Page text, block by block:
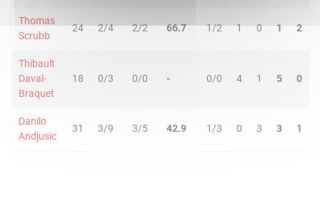
Thomas
Scrubb
24 2/4 2/2 66.7 1/2 1 0 1 2
Thibault
Daval-
Braquet
18 0/3 0/0 - 0/0 4 1 5 0
Danilo
Andjusic
31 3/9 3/5 42.9 1/3 0 3 3 1